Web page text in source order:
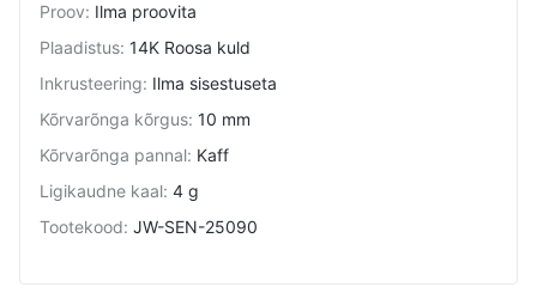
Proov: Ilma proovita
Plaadistus: 14K Roosa kuld
Inkrusteering: Ilma sisestuseta
Kõrvarõnga kõrgus: 10 mm
Kõrvarõnga pannal: Kaff
Ligikaudne kaal: 4 g
Tootekood: JW-SEN-25090